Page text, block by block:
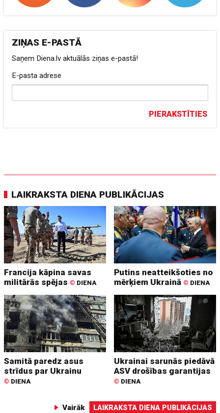
ZIŅAS E-PASTĀ
Saņem Diena.lv aktuālās ziņas e-pastā!
E-pasta adrese
PIERAKSTĪTIES
LAIKRAKSTA DIENA PUBLIKĀCIJAS
Francija kāpina savas
militārās spējas © DIENA
Putins neatteikšoties no
mērķiem Ukrainā © DIENA
Samitā paredz asus
strīdus par Ukrainu
© DIENA
Ukrainai sarunās piedāvā
ASV drošības garantijas
© DIENA
Vairāk LAIKRAKSTA DIENA PUBLIKĀCIJAS